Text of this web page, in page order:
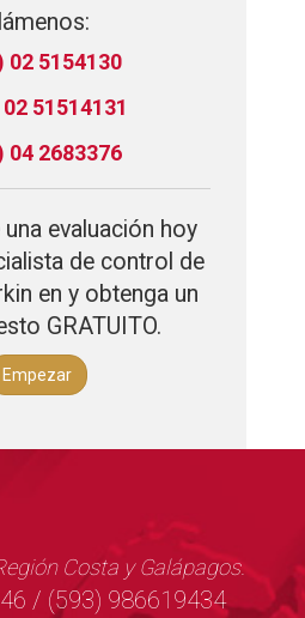
02 5154130
51514131
04 2683376
evaluación hoy
de control de
en y obtenga un
GRATUITO.
Empezar
Costa y Galápagos.
/ (593) 986619434